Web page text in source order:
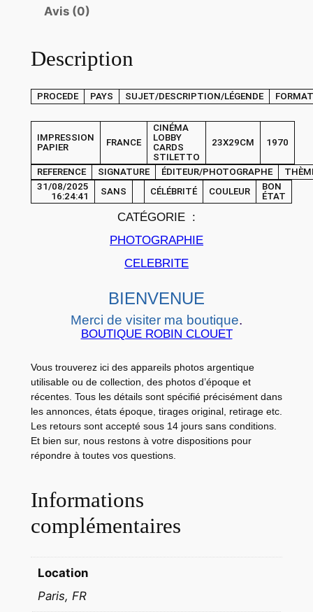
H
T
n
é
m
R
D
S
S
T
I
E
T
T
Avis (0)
Description
PROCEDE PAYS SUJET/DESCRIPTION/LÉGENDE FORMAT
IMPRESSION
PAPIER
FRANCE
CINÉMA
LOBBY
CARDS
STILETTO
23X29CM 1970
REFERENCE SIGNATURE ÉDITEUR/PHOTOGRAPHE
31/08/2025
16:24:41
SANS CÉLÉBRITÉ COULEUR
BON
ÉTAT
CATÉGORIE :
PHOTOGRAPHIE
CELEBRITE
BIENVENUE
Merci de visiter ma boutique.
BOUTIQUE ROBIN CLOUET
Vous trouverez ici des appareils photos argentique
utilisable ou de collection, des photos d’époque et
récentes. Tous les détails sont spécifié précisément dans
les annonces, états époque, tirages original, retirage etc.
Les retours sont accepté sous 14 jours sans conditions.
Et bien sur, nous restons à votre dispositions pour
répondre à toutes vos questions.
Informations
complémentaires
Location
Paris, FR